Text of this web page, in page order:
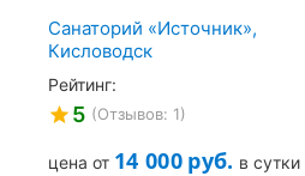
Санаторий «Источник»,
Кисловодск
Рейтинг:
5 (Отзывов: 1)
цена от 14 000 руб. в сутки